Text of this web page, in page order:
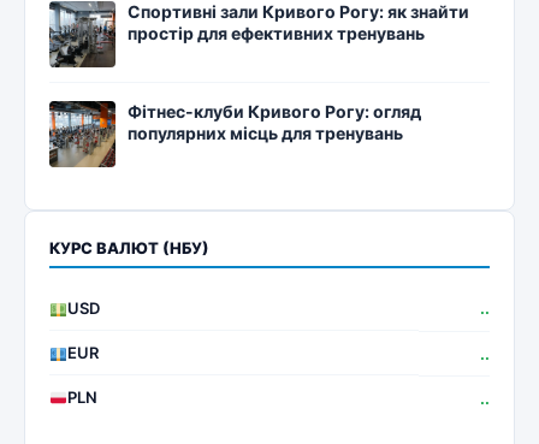
Спортивні зали Кривого Рогу: як знайти
простір для ефективних тренувань
Фітнес-клуби Кривого Рогу: огляд
популярних місць для тренувань
КУРС ВАЛЮТ (НБУ)
USD ..
EUR ..
PLN ..